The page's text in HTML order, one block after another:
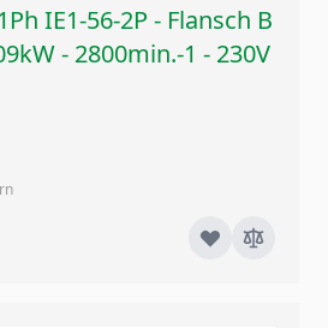
IE1-56-2P - Flansch B
- 2800min.-1 - 230V